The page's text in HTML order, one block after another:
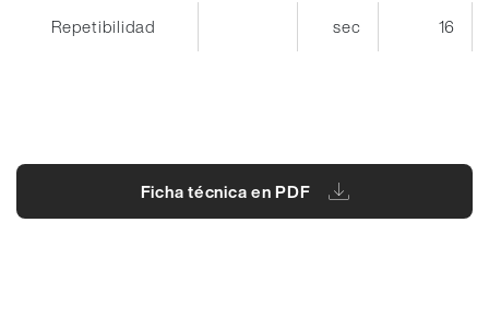
Repetibilidad sec 16
Ficha técnica en PDF